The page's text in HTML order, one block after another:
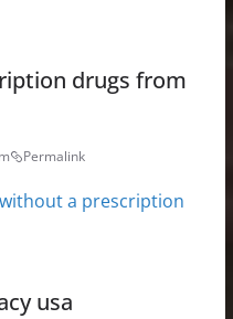
drugs from
Permalink
a prescription
usa